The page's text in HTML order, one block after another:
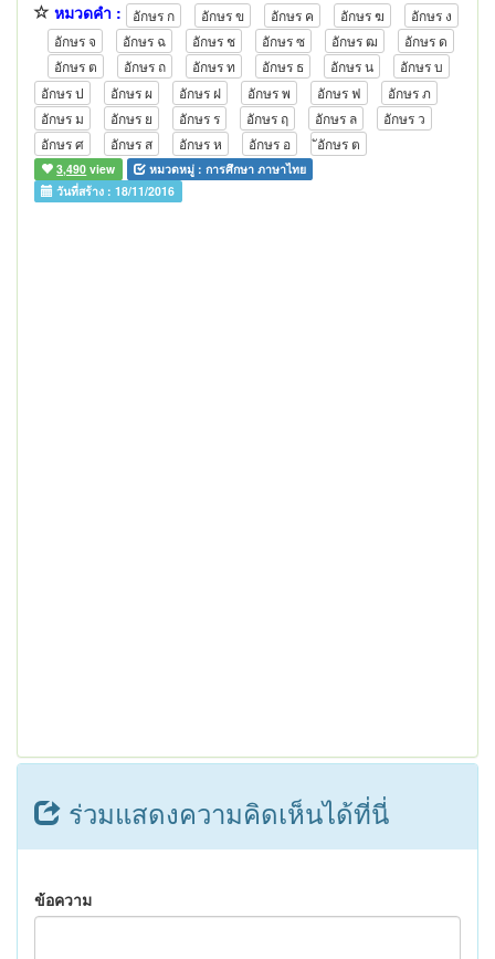
หมวดคำ : อักษร ก อักษร ข อักษร ค อักษร ฆ
อักษร ง
อักษร จ
อักษร ฉ อักษร ช อักษร ซ อักษร ฒ
อักษร ด
อักษร ต
อักษร ถ อักษร ท อักษร ธ อักษร น
อักษร บ
อักษร ป
อักษร ผ อักษร ฝ อักษร พ อักษร ฟ
อักษร ภ
อักษร ม
อักษร ย อักษร ร อักษร ฤ อักษร ล
อักษร ว
อักษร ศ
อักษร ส อักษร ห อักษร อ ัอักษร ต
3,490 view หมวดหมู่ : การศึกษา ภาษาไทย
วันที่สร้าง :18/11/2016
ร่วมแสดงความคิดเห็นได้ที่นี่
ข้อความ